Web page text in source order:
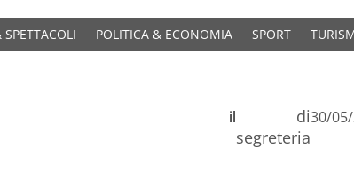
POLITICA & ECONOMIA SPORT
di
segreteria
il 30/